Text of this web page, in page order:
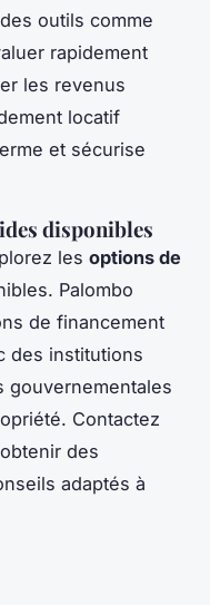
outils comme
rapidement
les revenus
locatif
et sécurise
disponibles
les options de
Palombo
de financement
des institutions
gouvernementales
Contactez
des
adaptés à